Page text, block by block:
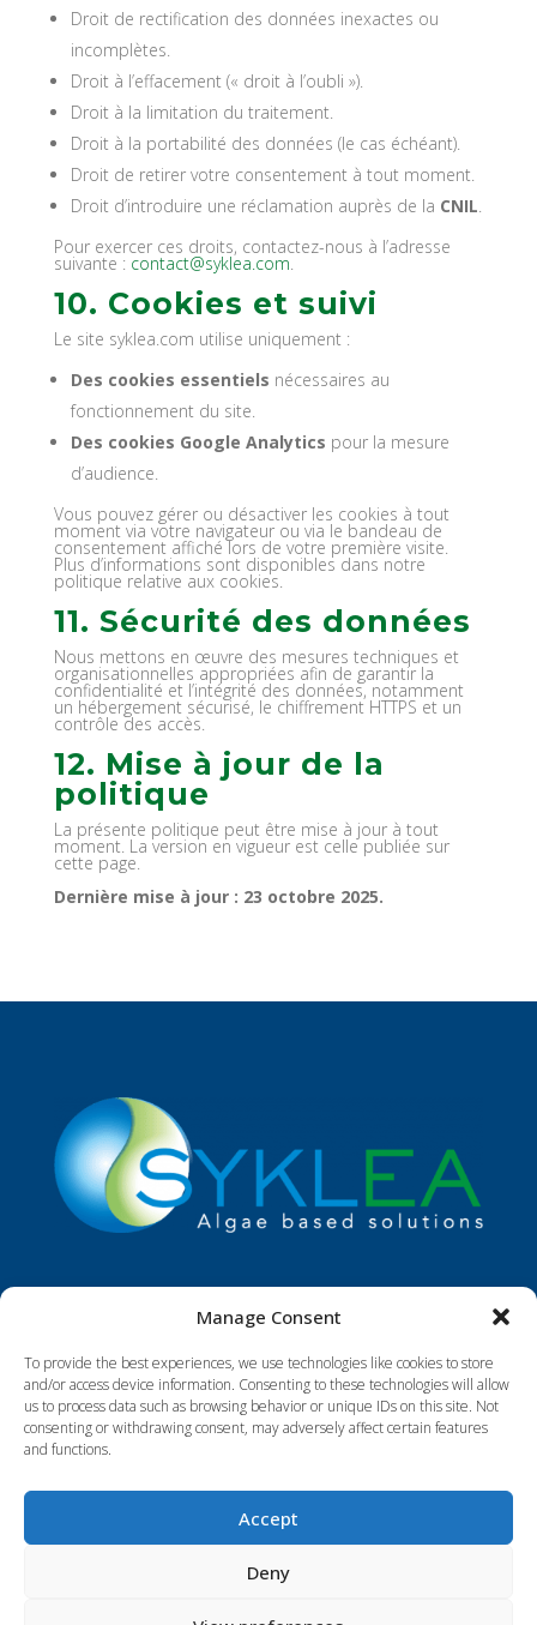
Manage Consent
To provide the best experiences, we use technologies like cookies to store
and/or access device information. Consenting to these technologies will allow
us to process data such as browsing behavior or unique IDs on this site. Not
consenting or withdrawing consent, may adversely affect certain features
and functions.
Accept
Deny
Droit de rectification des données inexactes ou
incomplètes.
Droit à l’effacement (« droit à l’oubli »).
Droit à la limitation du traitement.
Droit à la portabilité des données (le cas échéant).
Droit de retirer votre consentement à tout moment.
Droit d’introduire une réclamation auprès de la CNIL.
Pour exercer ces droits, contactez-nous à l’adresse
suivante : contact@syklea.com.
10. Cookies et suivi
Le site syklea.com utilise uniquement :
Des cookies essentiels nécessaires au
fonctionnement du site.
Des cookies Google Analytics pour la mesure
d’audience.
Vous pouvez gérer ou désactiver les cookies à tout
moment via votre navigateur ou via le bandeau de
consentement affiché lors de votre première visite.
Plus d’informations sont disponibles dans notre
politique relative aux cookies.
11. Sécurité des données
Nous mettons en œuvre des mesures techniques et
organisationnelles appropriées afin de garantir la
confidentialité et l’intégrité des données, notamment
un hébergement sécurisé, le chiffrement HTTPS et un
contrôle des accès.
12. Mise à jour de la
politique
La présente politique peut être mise à jour à tout
moment. La version en vigueur est celle publiée sur
cette page.
Dernière mise à jour : 23 octobre 2025.
 contact@syklea.com

| Legal Information
© 2025 SYKLEA | Graphic design Sam Merzeaud – Web